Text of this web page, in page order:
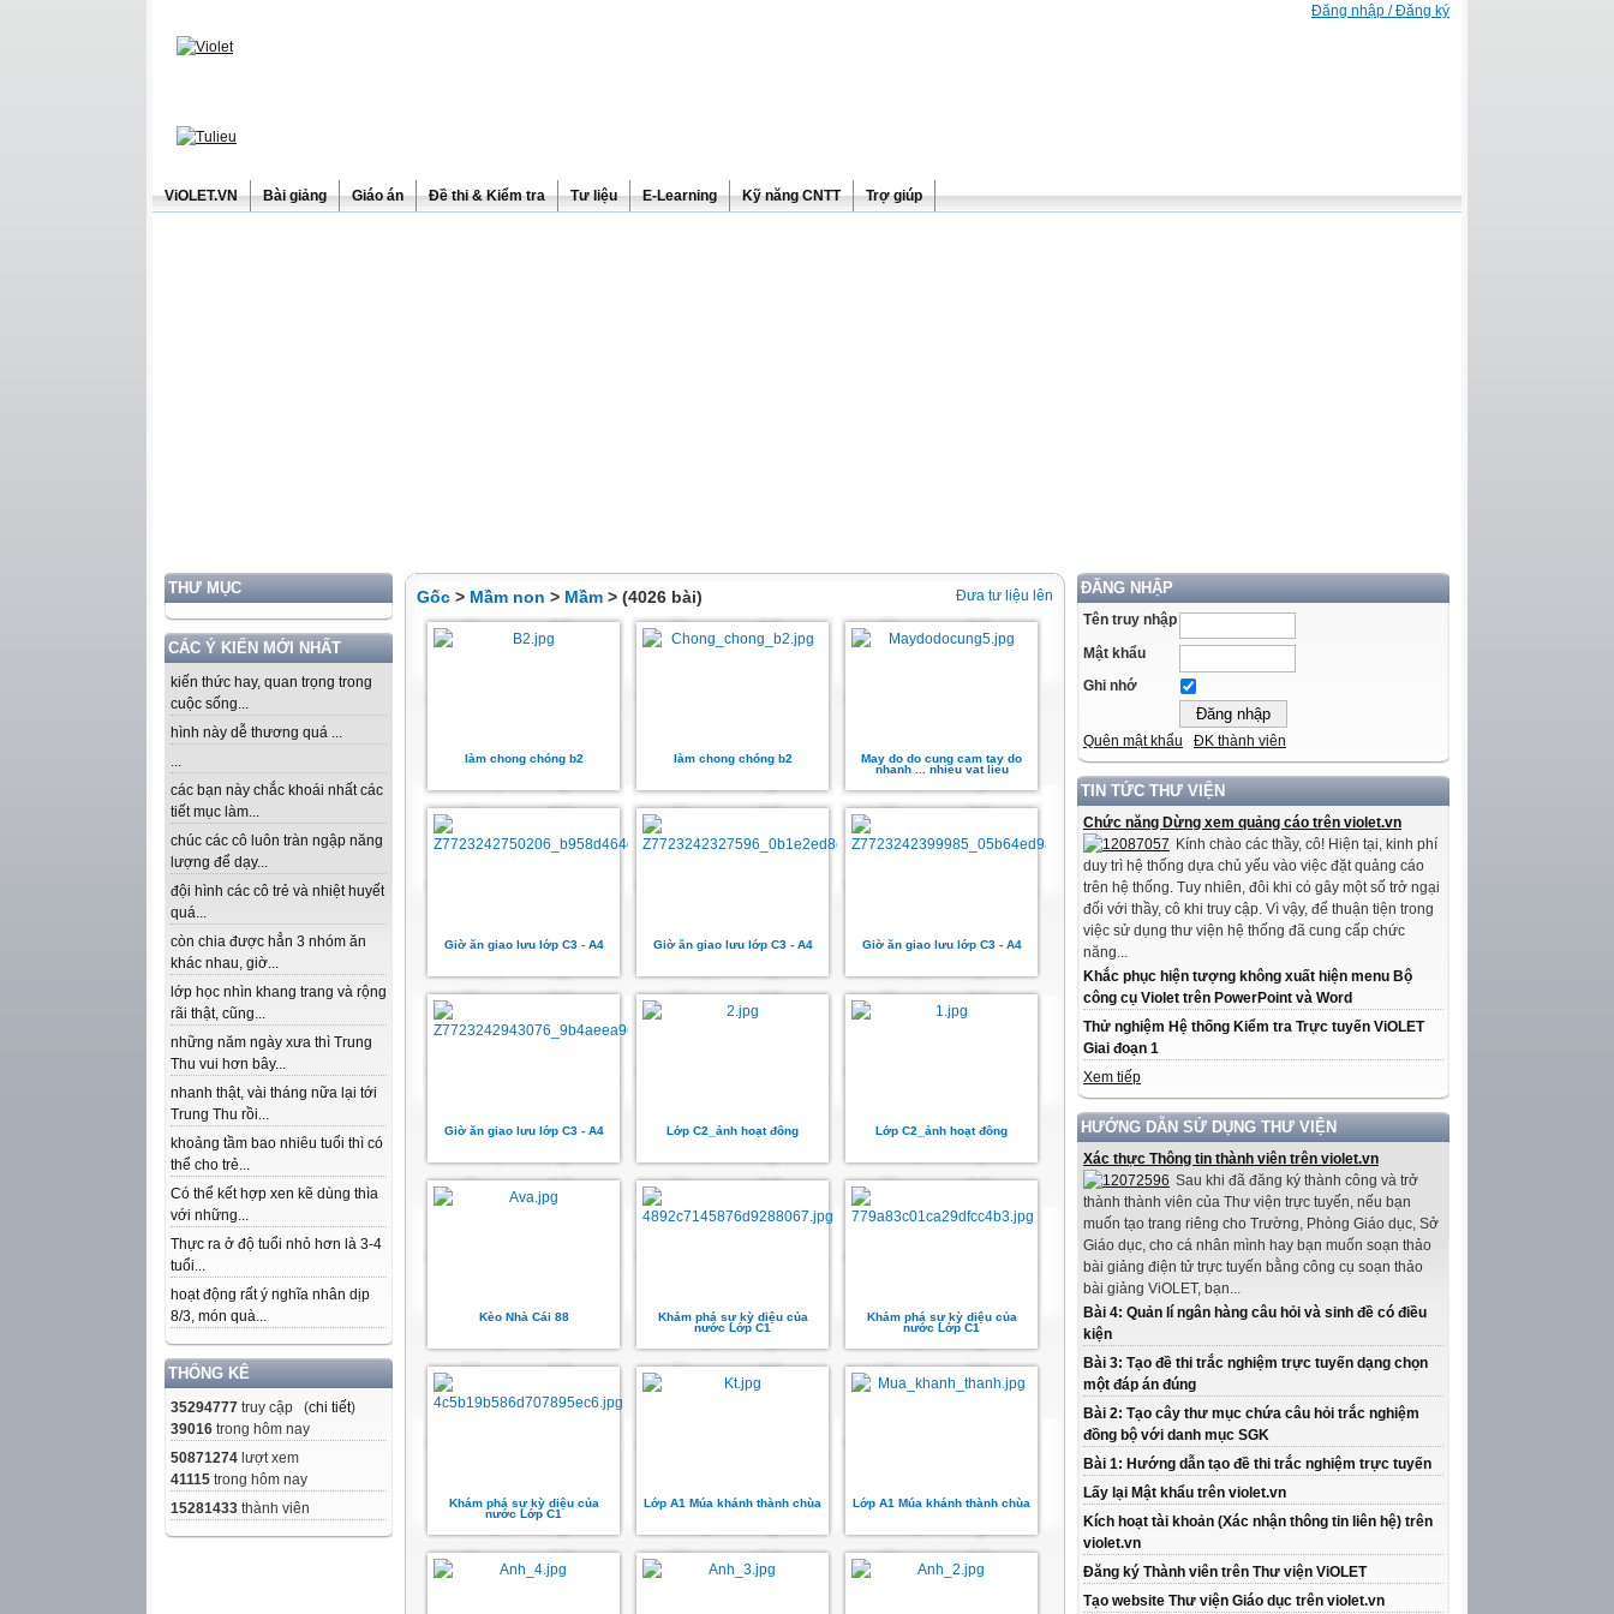
Đăng nhập / Đăng ký
ViOLET.VN Bài giảng Giáo án Đề thi & Kiểm tra Tư liệu E-Learning Kỹ năng CNTT Trợ giúp
THƯ MỤC
CÁC Ý KIẾN MỚI NHẤT
kiến thức hay, quan trọng trong
cuộc sống...
hình này dễ thương quá ...
...
các bạn này chắc khoái nhất các
tiết mục làm...
chúc các cô luôn tràn ngập năng
lượng để dạy...
đội hình các cô trẻ và nhiệt huyết
quá...
còn chia được hẳn 3 nhóm ăn
khác nhau, giờ...
lớp học nhìn khang trang và rộng
rãi thật, cũng...
những năm ngày xưa thì Trung
Thu vui hơn bây...
nhanh thật, vài tháng nữa lại tới
Trung Thu rồi...
khoảng tầm bao nhiêu tuổi thì có
thể cho trẻ...
Có thể kết hợp xen kẽ dùng thìa
với những...
Thực ra ở độ tuổi nhỏ hơn là 3-4
tuổi...
hoạt động rất ý nghĩa nhân dịp
8/3, món quà...
THỐNG KÊ
35294777 truy cập (chi tiết)
39016 trong hôm nay
50871274 lượt xem
41115 trong hôm nay
15281433 thành viên
ĐĂNG NHẬP
Tên truy nhập
Mật khẩu
Ghi nhớ
Quên mật khẩu ĐK thành viên
TIN TỨC THƯ VIỆN
Chức năng Dừng xem quảng cáo trên violet.vn
Kính chào các thầy, cô! Hiện tại, kinh phí
duy trì hệ thống dựa chủ yếu vào việc đặt quảng cáo
trên hệ thống. Tuy nhiên, đôi khi có gây một số trở ngại
đối với thầy, cô khi truy cập. Vì vậy, để thuận tiện trong
việc sử dụng thư viện hệ thống đã cung cấp chức
năng...
Khắc phục hiện tượng không xuất hiện menu Bộ
công cụ Violet trên PowerPoint và Word
Thử nghiệm Hệ thống Kiểm tra Trực tuyến ViOLET
Giai đoạn 1
Xem tiếp
HƯỚNG DẪN SỬ DỤNG THƯ VIỆN
Xác thực Thông tin thành viên trên violet.vn
Sau khi đã đăng ký thành công và trở
thành thành viên của Thư viện trực tuyến, nếu bạn
muốn tạo trang riêng cho Trường, Phòng Giáo dục, Sở
Giáo dục, cho cá nhân mình hay bạn muốn soạn thảo
bài giảng điện tử trực tuyến bằng công cụ soạn thảo
bài giảng ViOLET, bạn...
Bài 4: Quản lí ngân hàng câu hỏi và sinh đề có điều
kiện
Bài 3: Tạo đề thi trắc nghiệm trực tuyến dạng chọn
một đáp án đúng
Bài 2: Tạo cây thư mục chứa câu hỏi trắc nghiệm
đồng bộ với danh mục SGK
Bài 1: Hướng dẫn tạo đề thi trắc nghiệm trực tuyến
Lấy lại Mật khẩu trên violet.vn
Kích hoạt tài khoản (Xác nhận thông tin liên hệ) trên
violet.vn
Đăng ký Thành viên trên Thư viện ViOLET
Tạo website Thư viện Giáo dục trên violet.vn
Đưa tư liệu lên
Gốc > Mầm non > Mầm > (4026 bài)
làm chong chóng b2 làm chong chóng b2
May do do cung cam tay do
nhanh ... nhieu vat lieu
Giờ ăn giao lưu lớp C3 - A4 Giờ ăn giao lưu lớp C3 - A4 Giờ ăn giao lưu lớp C3 - A4
Giờ ăn giao lưu lớp C3 - A4 Lớp C2_ảnh hoạt đông Lớp C2_ảnh hoạt đông
Kèo Nhà Cái 88
Khám phá sự kỳ diệu của
nước Lớp C1
Khám phá sự kỳ diệu của
nước Lớp C1
Khám phá sự kỳ diệu của
nước Lớp C1
Lớp A1 Múa khánh thành chùa Lớp A1 Múa khánh thành chùa